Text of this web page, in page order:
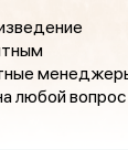
любой вопрос